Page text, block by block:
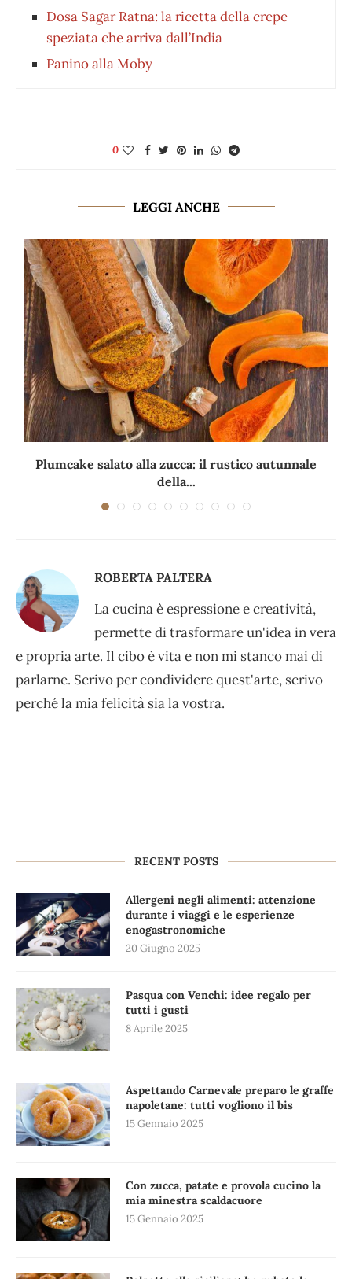
Dosa Sagar Ratna: la ricetta della crepe
speziata che arriva dall’India
Panino alla Moby
0
LEGGI ANCHE
Plumcake salato alla zucca: il rustico autunnale
della...
ROBERTA PALTERA
La cucina è espressione e creatività,
permette di trasformare un'idea in vera
e propria arte. Il cibo è vita e non mi stanco mai di
parlarne. Scrivo per condividere quest'arte, scrivo
perché la mia felicità sia la vostra.
RECENT POSTS
Allergeni negli alimenti: attenzione
durante i viaggi e le esperienze
enogastronomiche
20 Giugno 2025
Pasqua con Venchi: idee regalo per
tutti i gusti
8 Aprile 2025
Aspettando Carnevale preparo le graffe
napoletane: tutti vogliono il bis
15 Gennaio 2025
Con zucca, patate e provola cucino la
mia minestra scaldacuore
15 Gennaio 2025